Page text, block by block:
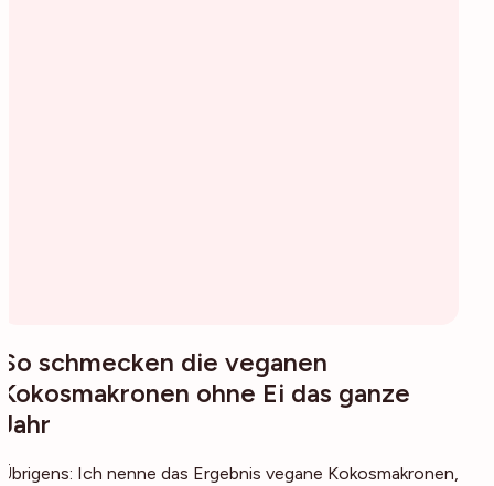
So schmecken die veganen
Kokosmakronen ohne Ei das ganze
Jahr
Übrigens: Ich nenne das Ergebnis vegane Kokosmakronen,